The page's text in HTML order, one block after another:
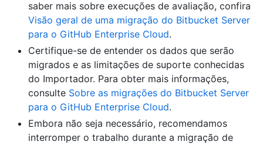
saber mais sobre execuções de avaliação, confira
Visão geral de uma migração do Bitbucket Server
para o GitHub Enterprise Cloud.
Certifique-se de entender os dados que serão
migrados e as limitações de suporte conhecidas
do Importador. Para obter mais informações,
consulte Sobre as migrações do Bitbucket Server
para o GitHub Enterprise Cloud.
Embora não seja necessário, recomendamos
interromper o trabalho durante a migração de